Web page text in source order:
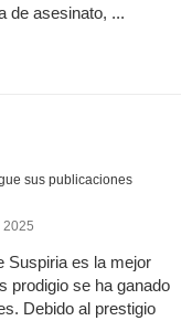
de asesinato, ...
sus publicaciones
2025
Suspiria es la mejor
prodigio se ha ganado
Debido al prestigio